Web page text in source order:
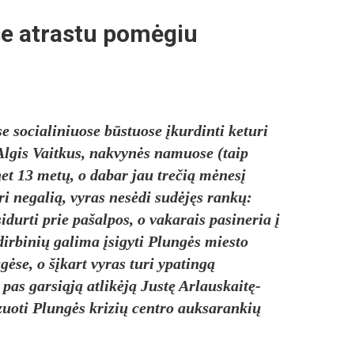
atrastu pomėgiu
socialiniuose būstuose įkurdinti keturi
Vaitkus, nakvynės namuose (taip
13 metų, o dabar jau trečią mėnesį
vyras nesėdi sudėjęs rankų:
prie pašalpos, o vakarais pasineria į
galima įsigyti Plungės miesto
o šįkart vyras turi ypatingą
garsiąją atlikėją Justę Arlauskaitę-
Plungės krizių centro auksarankių